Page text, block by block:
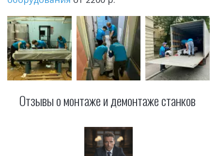
Отзывы о монтаже и демонтаже станков